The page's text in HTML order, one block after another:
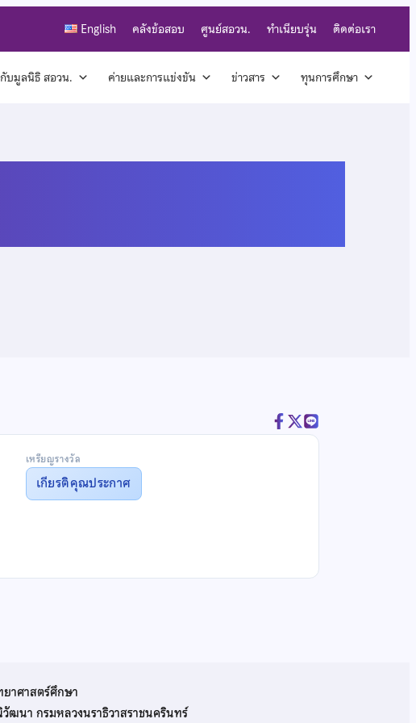
English คลังข้อสอบ ศูนย์สอวน. ทำเนียบรุ่น ติดต่อเรา
บมูลนิธิ สอวน. ค่ายและการแข่งขัน ข่าวสาร ทุนการศึกษา
เหรียญรางวัล
เกียรติคุณประกาศ
าศาสตร์ศึกษา
ฒนา กรมหลวงนราธิวาสราชนครินทร์